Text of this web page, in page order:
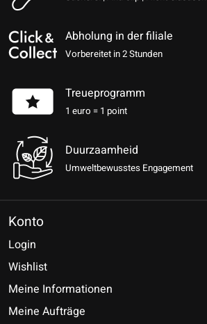
Abholung in der filiale
Vorbereitet in 2 Stunden
Treueprogramm
1 euro = 1 point
Duurzaamheid
Umweltbewusstes Engagement
Konto
Login
Wishlist
Meine Informationen
Meine Aufträge